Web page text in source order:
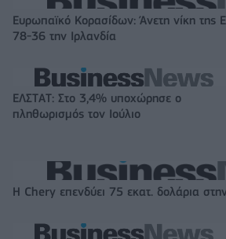
Ευρωπαϊκό Κορασίδων: Άνετη νίκη της
78-36 την Ιρλανδία
ΕΛΣΤΑΤ: Στο 3,4% υποχώρησε ο
πληθωρισμός τον Ιούλιο
Η Chery επενδύει 75 εκατ. δολάρια